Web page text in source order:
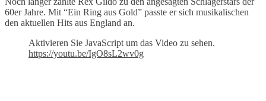
60er Jahre. Mit “Ein Ring aus Gold” passte er sich musikalischen
den aktuellen Hits aus England an.
Aktivieren Sie JavaScript um das Video zu sehen.
https://youtu.be/IgO8sL2wv0g